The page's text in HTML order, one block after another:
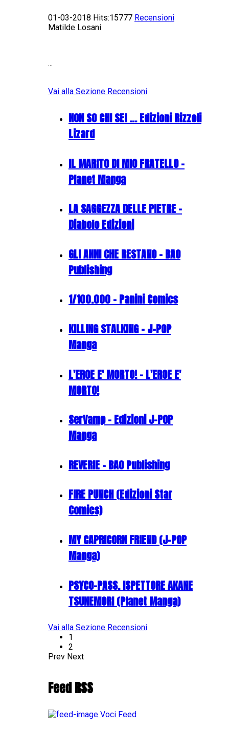
01-03-2018 Hits:15777 Recensioni
Matilde Losani
...
Vai alla Sezione Recensioni
NON SO CHI SEI ... Edizioni Rizzoli
Lizard
IL MARITO DI MIO FRATELLO -
Planet Manga
LA SAGGEZZA DELLE PIETRE -
Diabolo Edizioni
GLI ANNI CHE RESTANO - BAO
Publishing
1/100.000 - Panini Comics
KILLING STALKING - J-POP
Manga
L'EROE E' MORTO! - L'EROE E'
MORTO!
SerVamp - Edizioni J-POP
Manga
REVERIE - BAO Publishing
FIRE PUNCH (Edizioni Star
Comics)
MY CAPRICORN FRIEND (J-POP
Manga)
PSYCO-PASS. ISPETTORE AKANE
TSUNEMORI (Planet Manga)
Vai alla Sezione Recensioni
1
2
Prev Next
Feed RSS
Voci Feed